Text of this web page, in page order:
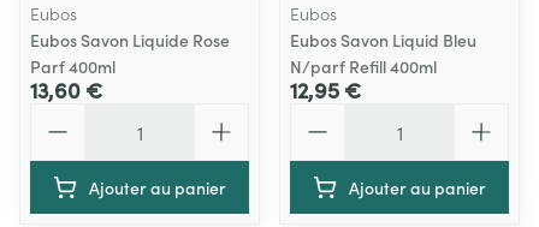
Eubos
Eubos Savon Liquide Rose
Parf 400ml
13,60 €
Ajouter au panier
Eubos
Eubos Savon Liquid Bleu
N/parf Refill 400ml
12,95 €
Ajouter au panier